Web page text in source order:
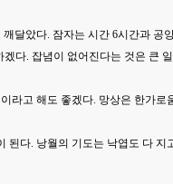
달았다. 잠자는 시간 6시간과
다. 잡념이 없어진다는 것은 큰
라고 해도 좋겠다. 망상은 한가
다. 낭월의 기도는 낙엽도 다 지